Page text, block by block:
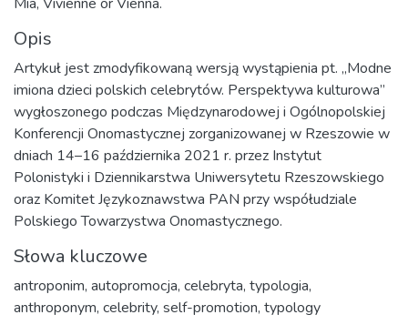
Opis
Artykuł jest zmodyfikowaną wersją wystąpienia pt. „Modne
imiona dzieci polskich celebrytów. Perspektywa kulturowa”
wygłoszonego podczas Międzynarodowej i Ogólnopolskiej
Konferencji Onomastycznej zorganizowanej w Rzeszowie w
dniach 14–16 października 2021 r. przez Instytut
Polonistyki i Dziennikarstwa Uniwersytetu Rzeszowskiego
oraz Komitet Językoznawstwa PAN przy współudziale
Polskiego Towarzystwa Onomastycznego.
Słowa kluczowe
antroponim, autopromocja, celebryta, typologia,
anthroponym, celebrity, self-promotion, typology